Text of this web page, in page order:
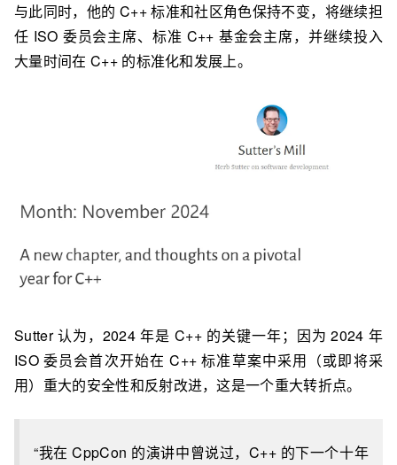
与此同时，他的 C++ 标准和社区角色保持不变，将继续担
任 ISO 委员会主席、标准 C++ 基金会主席，并继续投入
大量时间在 C++ 的标准化和发展上。
Sutter 认为，2024 年是 C++ 的关键一年；因为 2024 年
ISO 委员会首次开始在 C++ 标准草案中采用（或即将采
用）重大的安全性和反射改进，这是一个重大转折点。
“我在 CppCon 的演讲中曾说过，C++ 的下一个十年